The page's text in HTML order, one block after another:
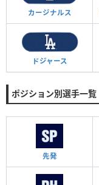
カージナルス
ドジャース
ポジション別選手一覧
先発